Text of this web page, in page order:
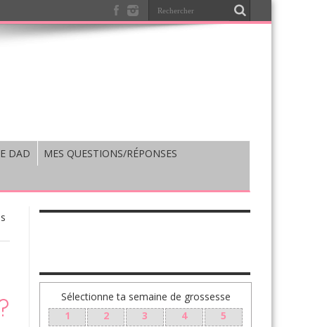
DAD MES QUESTIONS/RÉPONSES
Sélectionne ta semaine de grossesse
1
2 3 4
5